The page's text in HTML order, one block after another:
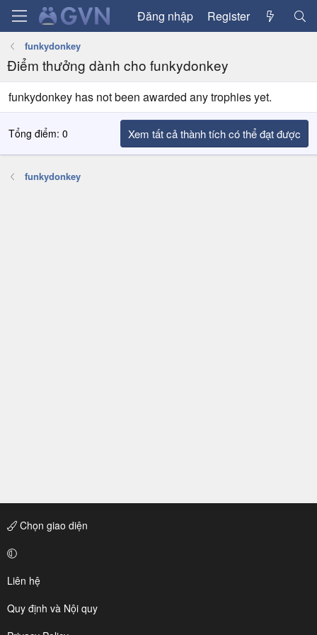
Đăng nhập Register
funkydonkey
Điểm thưởng dành cho funkydonkey
funkydonkey has not been awarded any trophies yet.
Tổng điểm: 0 Xem tất cả thành tích có thể đạt được
funkydonkey
Chọn giao diện
Liên hệ
Quy định và Nội quy